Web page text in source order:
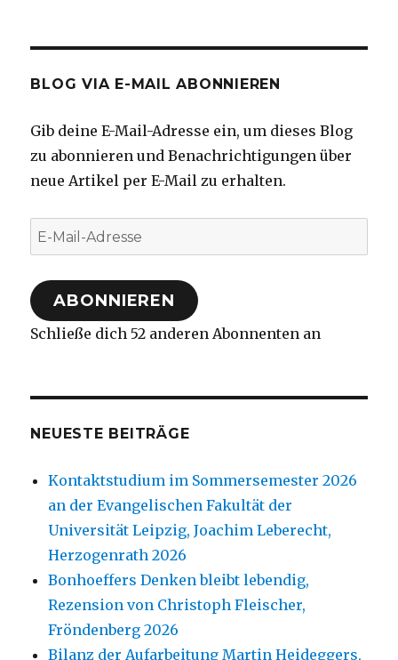
BLOG VIA E-MAIL ABONNIEREN
Gib deine E-Mail-Adresse ein, um dieses Blog
zu abonnieren und Benachrichtigungen über
neue Artikel per E-Mail zu erhalten.
E-
Mail-
Adresse
ABONNIEREN
Schließe dich 52 anderen Abonnenten an
NEUESTE BEITRÄGE
Kontaktstudium im Sommersemester 2026
an der Evangelischen Fakultät der
Universität Leipzig, Joachim Leberecht,
Herzogenrath 2026
Bonhoeffers Denken bleibt lebendig,
Rezension von Christoph Fleischer,
Fröndenberg 2026
Bilanz der Aufarbeitung Martin Heideggers,